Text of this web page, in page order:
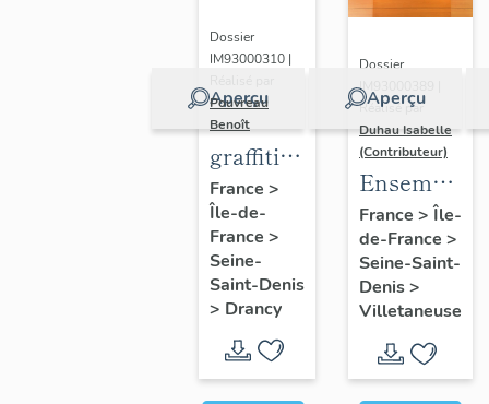
Aperçu
Dossier
IM93000310 |
Pouvreau
Benoît
graffiti
sur murs
et
charpentes
des
"caves-
prisons
France >
Île-de-
France >
Seine-
Saint-Denis
> Drancy
Aperçu
Dossier
IM93000389 |
Réalisé par
Duhau Isabelle
(Contributeur)
Ensemble
de deux
décors
France > Île-
de-France >
Seine-Saint-
Denis>
Villetaneuse